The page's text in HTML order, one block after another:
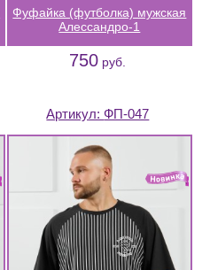
Фуфайка (футболка) мужская
Алессандро-1
750 руб.
Артикул:ФП-047